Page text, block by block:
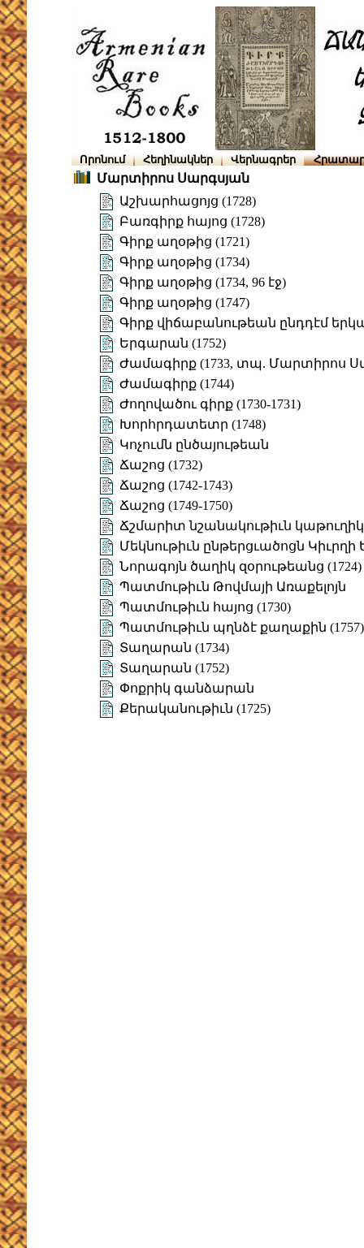
Որոնում Հեղինակներ Վերնագրեր
Մարտիրոս Սարգսյան
Աշխարհացոյց (1728)
Բառգիրք հայոց (1728)
Գիրք աղօթից (1721)
Գիրք աղօթից (1734)
Գիրք աղօթից (1734, 96 էջ)
Գիրք աղօթից (1747)
Գիրք վիճաբանութեան ընդդէմ
Երգարան (1752)
Ժամագիրք (1733, տպ. Մարտիրոս
Ժամագիրք (1744)
Ժողովածու գիրք (1730-1731)
Խորհրդատետր (1748)
Կոչումն ընծայութեան
Ճաշոց (1732)
Ճաշոց (1742-1743)
Ճաշոց (1749-1750)
Ճշմարիտ նշանակութիւն
Մեկնութիւն ընթերցւածոցն Կիւրղի
Նորագոյն ծաղիկ զօրութեանց (1724)
Պատմութիւն Թովմայի Առաքելոյն
Պատմութիւն հայոց (1730)
Պատմութիւն պղնձէ քաղաքին (1757)
Տաղարան (1734)
Տաղարան (1752)
Փոքրիկ գանձարան
Քերականութիւն (1725)